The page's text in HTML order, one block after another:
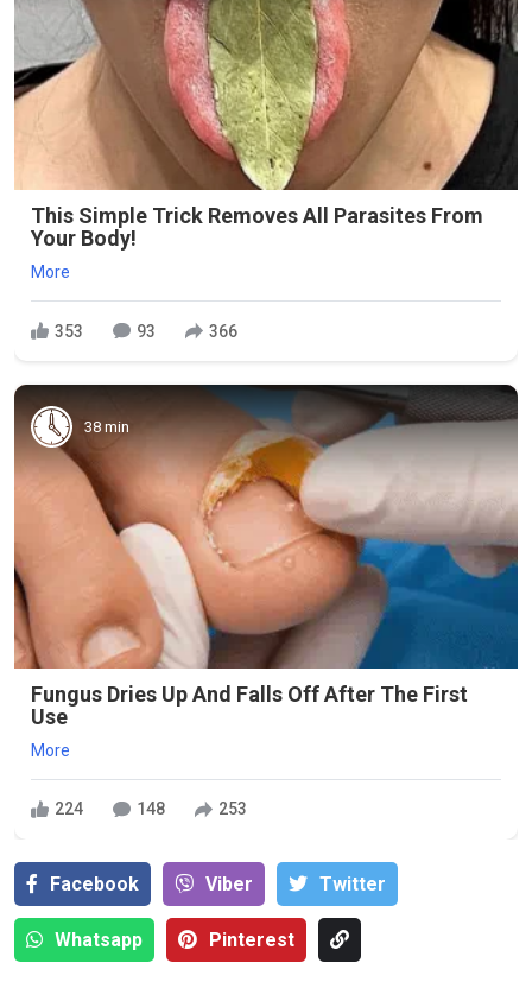
This Simple Trick Removes All Parasites From
Your Body!
More
353 93 366
38 min
Fungus Dries Up And Falls Off After The First
Use
More
224 148 253
Facebook Viber Тwitter
Whatsapp Pinterest